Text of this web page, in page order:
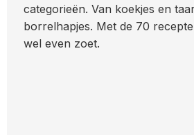
categorieën. Van koekjes en
borrelhapjes. Met de 70
wel even zoet.